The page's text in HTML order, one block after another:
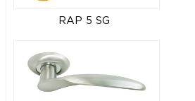
RAP 5 SG